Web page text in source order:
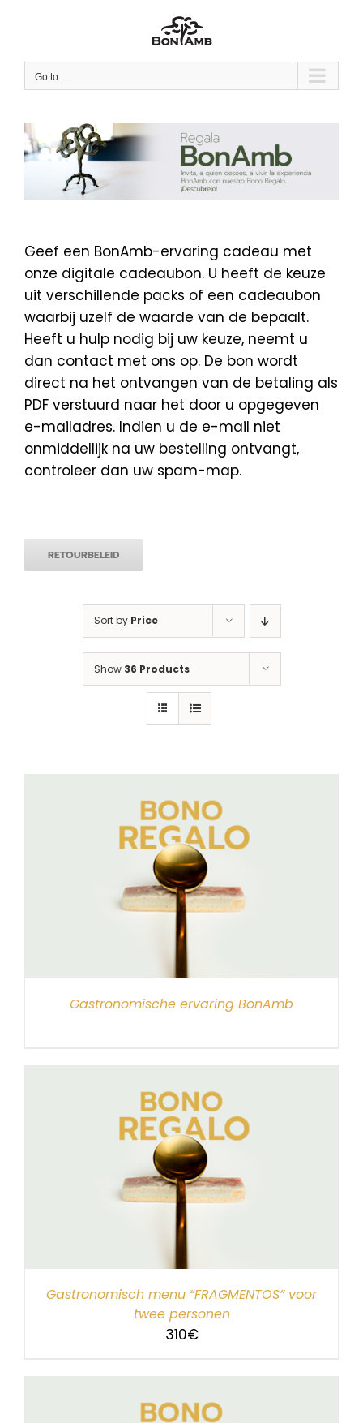
Go to...
Geef een BonAmb-ervaring cadeau met
onze digitale cadeaubon. U heeft de keuze
uit verschillende packs of een cadeaubon
waarbij uzelf de waarde van de bepaalt.
Heeft u hulp nodig bij uw keuze, neemt u
dan contact met ons op. De bon wordt
direct na het ontvangen van de betaling als
PDF verstuurd naar het door u opgegeven
e-mailadres. Indien u de e-mail niet
onmiddellijk na uw bestelling ontvangt,
controleer dan uw spam-map.
RETOURBELEID
Sort by Price
Show 36 Products
Gastronomische ervaring BonAmb
Gastronomisch menu “FRAGMENTOS” voor
twee personen
310€